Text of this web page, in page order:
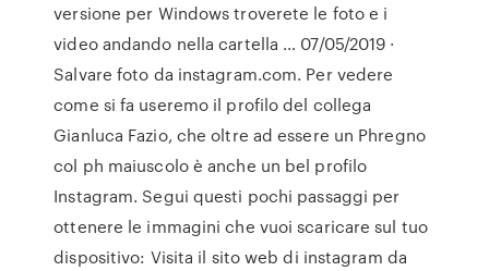
versione per Windows troverete le foto e i
video andando nella cartella … 07/05/2019 ·
Salvare foto da instagram.com. Per vedere
come si fa useremo il profilo del collega
Gianluca Fazio, che oltre ad essere un Phregno
col ph maiuscolo è anche un bel profilo
Instagram. Segui questi pochi passaggi per
ottenere le immagini che vuoi scaricare sul tuo
dispositivo: Visita il sito web di instagram da